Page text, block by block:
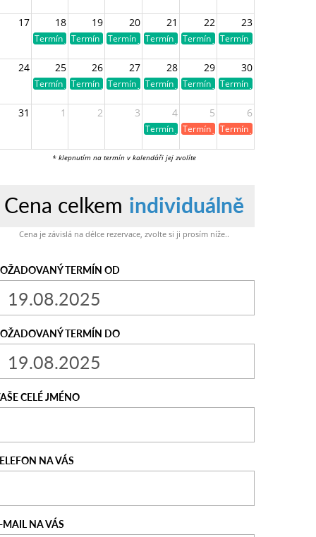
17 18 19 20 21 22 23
Termín je volnýTermín je volnýTermín je volnýTermín je volnýTermín je volnýTermín je volný
24 25 26 27 28 29 30
Termín je volnýTermín je volnýTermín je volnýTermín je volnýTermín je volnýTermín je volný
31 1 2 3 4 5 6
Termín je volnýTermín je již obsazenTermín je již obsazen
* klepnutím na termín v kalendáři jej zvolíte
Cena celkem individuálně
Cena je závislá na délce rezervace, zvolte si ji prosím níže..
TERMÍN OD
TERMÍN DO
CELÉ JMÉNO
NA VÁS
MAIL NA VÁS